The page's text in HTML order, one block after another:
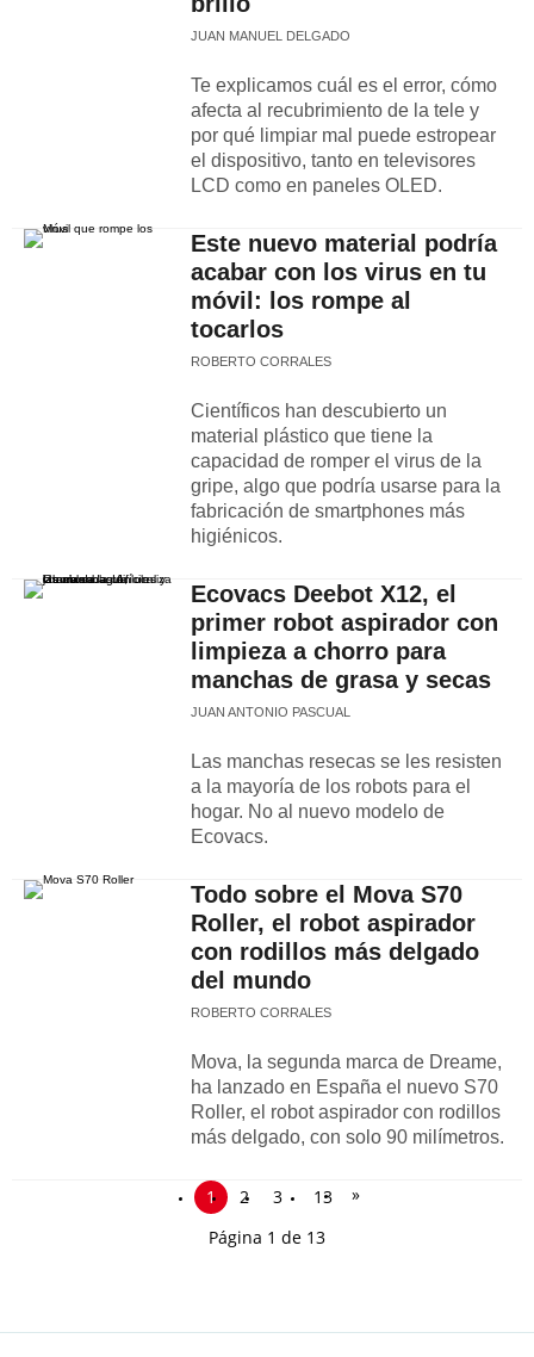
JUAN MANUEL DELGADO
Te explicamos cuál es el error, cómo
afecta al recubrimiento de la tele y
por qué limpiar mal puede estropear
el dispositivo, tanto en televisores
LCD como en paneles OLED.
Este nuevo material podría
acabar con los virus en tu
móvil: los rompe al
tocarlos
ROBERTO CORRALES
Científicos han descubierto un
material plástico que tiene la
capacidad de romper el virus de la
gripe, algo que podría usarse para la
fabricación de smartphones más
higiénicos.
Ecovacs Deebot X12, el
primer robot aspirador con
limpieza a chorro para
manchas de grasa y secas
JUAN ANTONIO PASCUAL
Las manchas resecas se les resisten
a la mayoría de los robots para el
hogar. No al nuevo modelo de
Ecovacs.
Todo sobre el Mova S70
Roller, el robot aspirador
con rodillos más delgado
del mundo
ROBERTO CORRALES
Mova, la segunda marca de Dreame,
ha lanzado en España el nuevo S70
Roller, el robot aspirador con rodillos
más delgado, con solo 90 milímetros.
1 2 3 13
»
Página 1 de 13